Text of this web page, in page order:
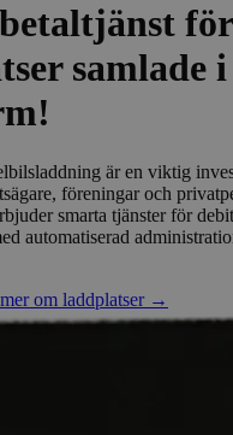
för
samlade i
är en viktig
föreningar och
smarta tjänster för
automatiserad
om laddplatser →